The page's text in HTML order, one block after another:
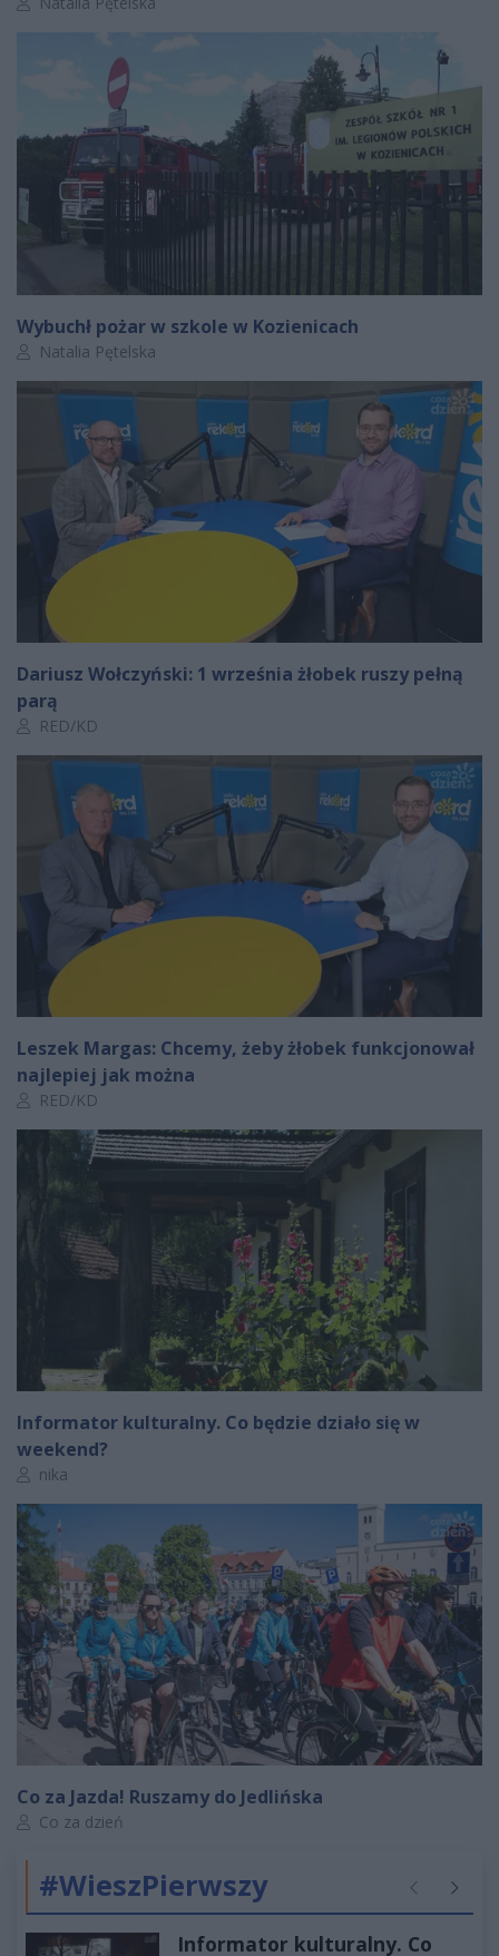
Wybuchł pożar w szkole w Kozienicach
Autor artykułu:
Natalia Pętelska
Dariusz Wołczyński: 1 września żłobek ruszy pełną
parą
Autor artykułu:
RED/KD
Leszek Margas: Chcemy, żeby żłobek funkcjonował
najlepiej jak można
Autor artykułu:
RED/KD
Informator kulturalny. Co będzie działo się w
weekend?
Autor artykułu:
nika
Co za Jazda! Ruszamy do Jedlińska
Autor artykułu:
Co za dzień
#WieszPierwszy Poprzednie
Informator kulturalny. Co